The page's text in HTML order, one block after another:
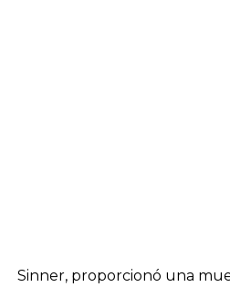
Sinner, proporcionó una